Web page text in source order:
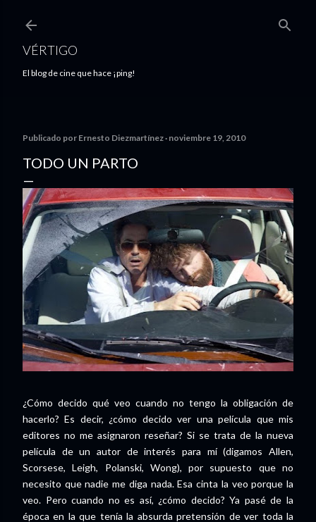
VÉRTIGO
El blog de cine que hace ¡ping!
Publicado por Ernesto Diezmartínez noviembre 19, 2010
TODO UN PARTO
¿Cómo decido qué veo cuando no tengo la obligación de
hacerlo? Es decir, ¿cómo decido ver una película que mis
editores no me asignaron reseñar? Si se trata de la nueva
película de un autor de interés para mí (digamos Allen,
Scorsese, Leigh, Polanski, Wong), por supuesto que no
necesito que nadie me diga nada. Esa cinta la veo porque la
veo. Pero cuando no es así, ¿cómo decido? Ya pasé de la
época en la que tenía la absurda pretensión de ver toda la